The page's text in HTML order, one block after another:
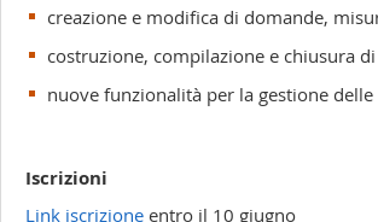
creazione e modifica di domande,
costruzione, compilazione e chiusura
nuove funzionalità per la gestione
Iscrizioni
Link iscrizioneentro il 10 giugno